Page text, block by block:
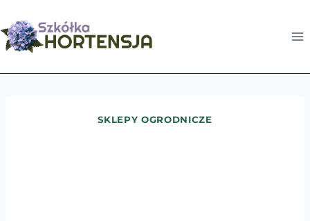
do
treści
SKLEPY OGRODNICZE